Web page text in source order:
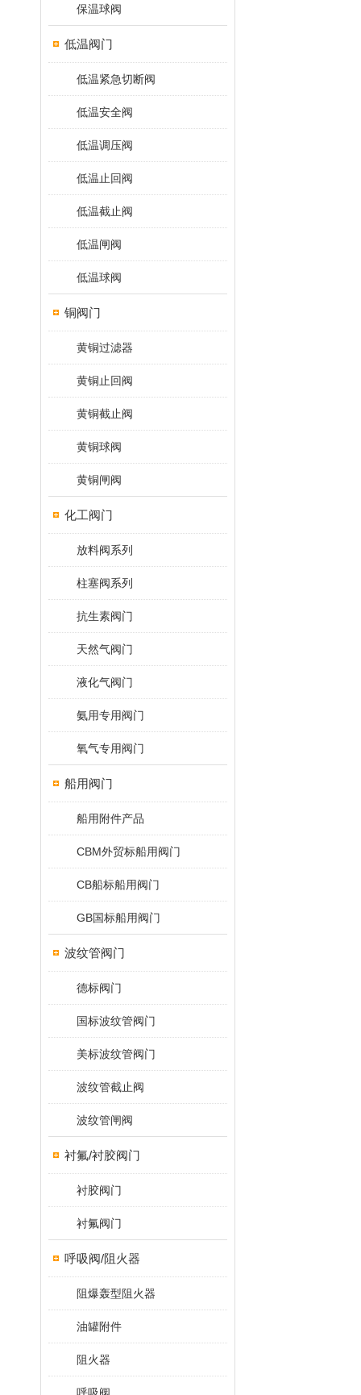
保温球阀
低温阀门
低温紧急切断阀
低温安全阀
低温调压阀
低温止回阀
低温截止阀
低温闸阀
低温球阀
铜阀门
黄铜过滤器
黄铜止回阀
黄铜截止阀
黄铜球阀
黄铜闸阀
化工阀门
放料阀系列
柱塞阀系列
抗生素阀门
天然气阀门
液化气阀门
氨用专用阀门
氧气专用阀门
船用阀门
船用附件产品
CBM外贸标船用阀门
CB船标船用阀门
GB国标船用阀门
波纹管阀门
德标阀门
国标波纹管阀门
美标波纹管阀门
波纹管截止阀
波纹管闸阀
衬氟/衬胶阀门
衬胶阀门
衬氟阀门
呼吸阀/阻火器
阻爆轰型阻火器
油罐附件
阻火器